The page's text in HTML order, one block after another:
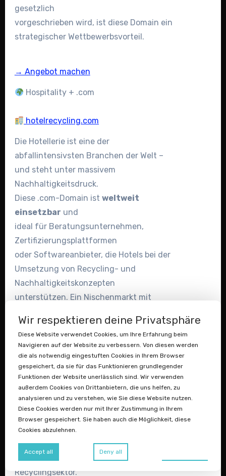
gesetzlich
vorgeschrieben wird, ist diese Domain ein
strategischer Wettbewerbsvorteil.
→ Angebot machen
Hospitality + .com
hotelrecycling.com
Die Hotellerie ist eine der
abfallintensivsten Branchen der Welt –
und steht unter massivem
Nachhaltigkeitsdruck.
Diese .com-Domain ist weltweit
einsetzbar und
ideal für Beratungsunternehmen,
Zertifizierungsplattformen
oder Softwareanbieter, die Hotels bei der
Umsetzung von Recycling- und
Nachhaltigkeitskonzepten
unterstützen. Ein Nischenmarkt mit
internationalem Wachstumspotenzial.
→ Angebot machen
Industrie & Rohstoffe
mineralstoffrecycling.de
Mineralische Rohstoffe wie Baustoffe,
Schlacken oder
Gesteinsmehle sind ein Milliardenmarkt im
Recyclingsektor.
Wir respektieren deine Privatsphäre
Diese Website verwendet Cookies, um Ihre Erfahrung beim
Navigieren auf der Website zu verbessern. Von diesen werden
die als notwendig eingestuften Cookies in Ihrem Browser
gespeichert, da sie für das Funktionieren grundlegender
Funktionen der Website unerlässlich sind. Wir verwenden
außerdem Cookies von Drittanbietern, die uns helfen, zu
analysieren und zu verstehen, wie Sie diese Website nutzen.
Diese Cookies werden nur mit Ihrer Zustimmung in Ihrem
Browser gespeichert. Sie haben auch die Möglichkeit, diese
Cookies abzulehnen.
Accept all Deny all